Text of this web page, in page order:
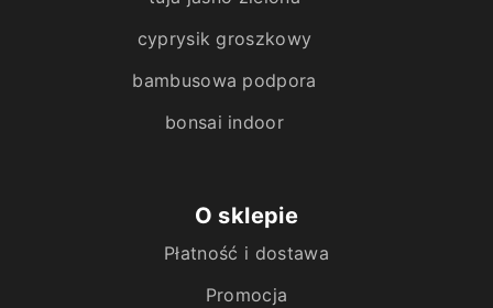
cyprysik groszkowy
bambusowa podpora
bonsai indoor
O sklepie
Płatność i dostawa
Promocja